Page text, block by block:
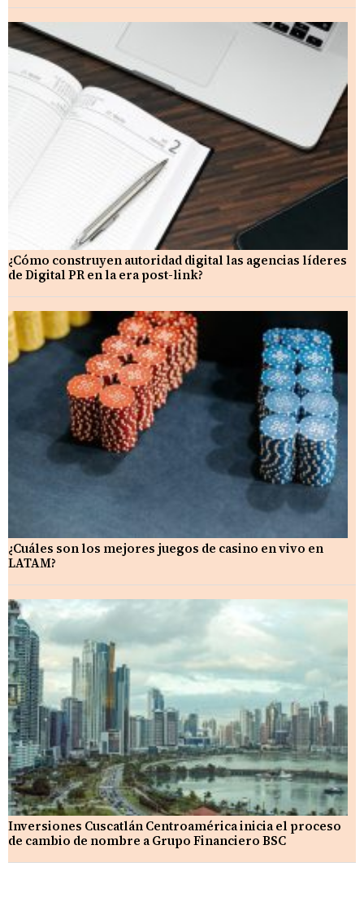
¿Cómo construyen autoridad digital las agencias líderes
de Digital PR en la era post-link?
¿Cuáles son los mejores juegos de casino en vivo en
LATAM?
Inversiones Cuscatlán Centroamérica inicia el proceso
de cambio de nombre a Grupo Financiero BSC